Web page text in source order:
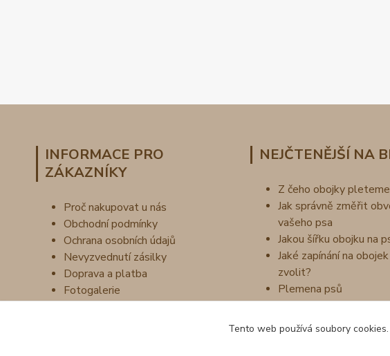
INFORMACE PRO
ZÁKAZNÍKY
Proč nakupovat u nás
Obchodní podmínky
Ochrana osobních údajů
Nevyzvednutí zásilky
Doprava a platba
Fotogalerie
NEJČTENĚJŠÍ NA
Z čeho obojky
Jak správně změřit
vašeho psa
Jakou šířku obojku na
Jaké zapínání na
zvolit?
Plemena psů
Tento web používá soubory